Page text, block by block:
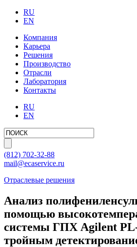
RU
EN
Компания
Карьера
Решения
Производство
Отрасли
Лаборатория
Контакты
RU
EN
(812) 702-32-88
mail@ecaservice.ru
Отраслевые решения
Анализ
помощью
системы ГПХ Agilent
тройным